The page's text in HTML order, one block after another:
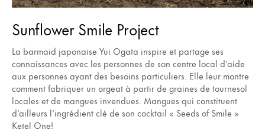
Sunflower Smile Project
La barmaid japonaise Yui Ogata inspire et partage ses
connaissances avec les personnes de son centre local d’aide
aux personnes ayant des besoins particuliers. Elle leur montre
comment fabriquer un orgeat à partir de graines de tournesol
locales et de mangues invendues. Mangues qui constituent
d’ailleurs l’ingrédient clé de son cocktail « Seeds of Smile »
Ketel One!